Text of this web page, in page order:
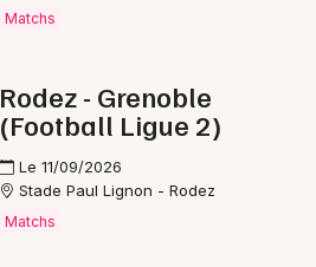
Matchs
Rodez - Grenoble
(Football Ligue 2)
Le 11/09/2026
Stade Paul Lignon - Rodez
Matchs